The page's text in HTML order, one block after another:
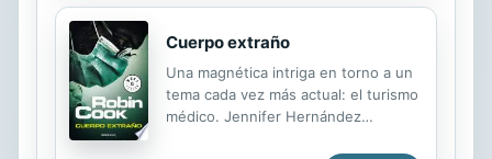
estresante de las grandes
metrópolis. Sin embargo, ese
ambiente en apariencia idílico, oculta
una terrible pesadilla que se cierne
el hospital empiezan a descubrirse
Cuerpo extraño
Una magnética intriga en torno a un
tema cada vez más actual: el turismo
médico. Jennifer Hernández